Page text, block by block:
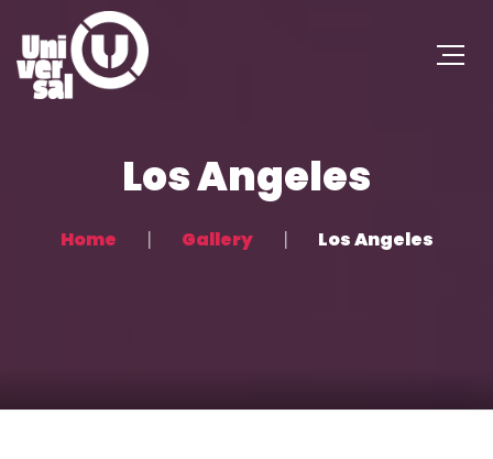
Los Angeles
Home Gallery Los Angeles